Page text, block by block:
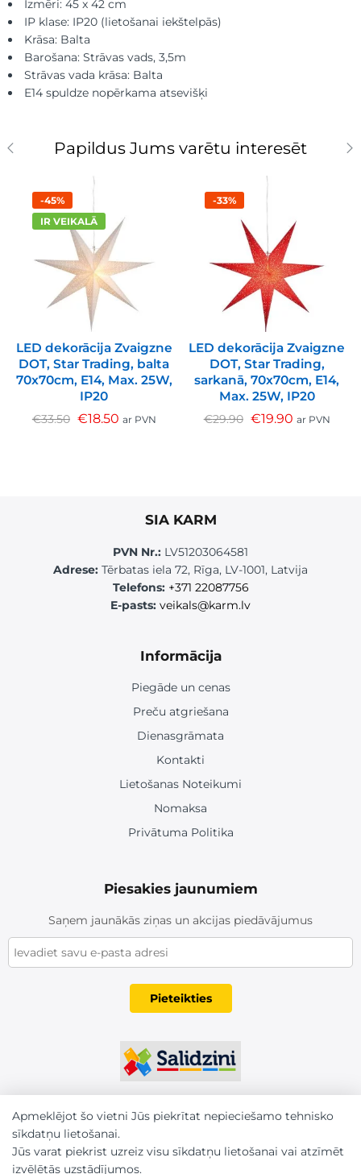
Izmēri: 45 x 42 cm
IP klase: IP20 (lietošanai iekštelpās)
Krāsa: Balta
Barošana: Strāvas vads, 3,5m
Strāvas vada krāsa: Balta
E14 spuldze nopērkama atsevišķi
Papildus Jums varētu interesēt
-45%
IR VEIKALĀ
LED dekorācija Zvaigzne
DOT, Star Trading, balta
70x70cm, E14, Max. 25W,
IP20
€33.50 €18.50 ar PVN
-33%
LED dekorācija Zvaigzne
DOT, Star Trading,
sarkanā, 70x70cm, E14,
Max. 25W, IP20
€29.90 €19.90 ar PVN
SIA KARM
PVN Nr.: LV51203064581
Adrese: Tērbatas iela 72, Rīga, LV-1001, Latvija
Telefons: +371 22087756
E-pasts: veikals@karm.lv
Informācija
Piegāde un cenas
Preču atgriešana
Dienasgrāmata
Kontakti
Lietošanas Noteikumi
Nomaksa
Privātuma Politika
Piesakies jaunumiem
Saņem jaunākās ziņas un akcijas piedāvājumus
Pieteikties
Apmeklējot šo vietni Jūs piekrītat nepieciešamo tehnisko
sīkdatņu lietošanai.
Jūs varat piekrist uzreiz visu sīkdatņu lietošanai vai atzīmēt
izvēlētās uzstādījumos.